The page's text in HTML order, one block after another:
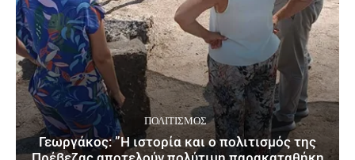
ΠΟΛΙΤΙΣΜΌΣ
Γεωργάκος: ”Η ιστορία και ο πολιτισμός της